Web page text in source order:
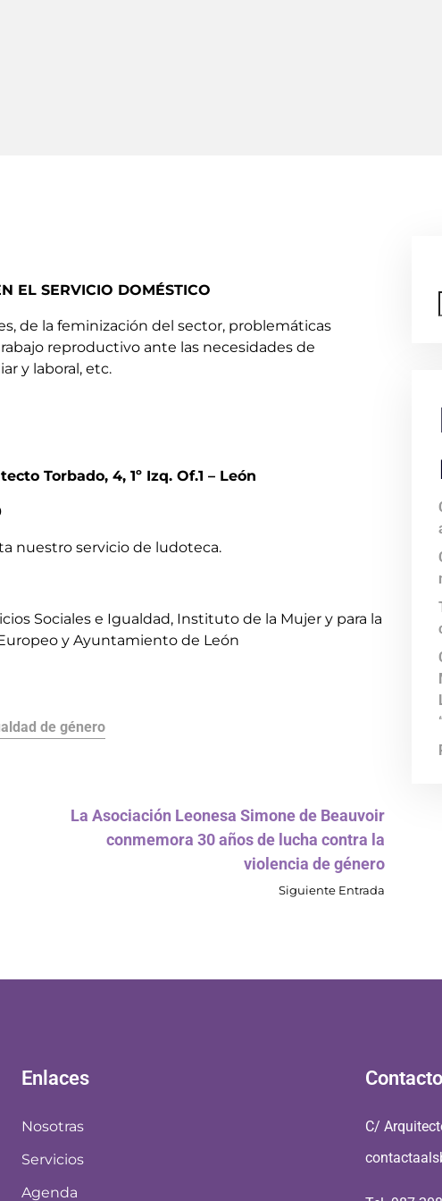
EL SERVICIO DOMÉSTICO
de la feminización del sector, problemáticas
reproductivo ante las necesidades de
y laboral, etc.
Torbado, 4, 1º Izq. Of.1 – León
nuestro servicio de ludoteca.
Sociales e Igualdad, Instituto de la Mujer y para la
y Ayuntamiento de León
de género
La Asociación Leonesa Simone de Beauvoir
conmemora 30 años de lucha contra la
violencia de género
Siguiente Entrada
Enlaces
Nosotras
Servicios
Agenda
Contacto
C/